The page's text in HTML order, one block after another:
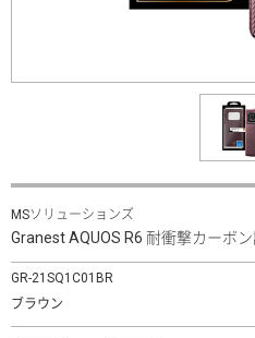
MSソリューションズ
Granest AQUOS R6 耐衝撃カーボ
GR-21SQ1C01BR
ブラウン